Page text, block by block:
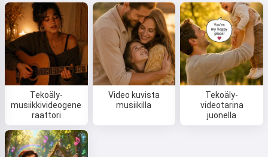
Tekoäly-
musiikkivideogene
raattori
Video kuvista
musiikilla
Tekoäly-
videotarina
juonella